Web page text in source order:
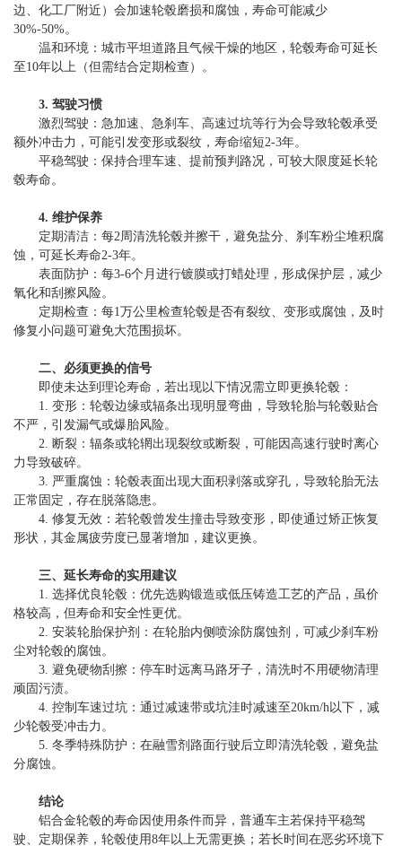
边、化工厂附近）会加速轮毂磨损和腐蚀，寿命可能减少
30%-50%。
温和环境：城市平坦道路且气候干燥的地区，轮毂寿命可延长
至10年以上（但需结合定期检查）。
3. 驾驶习惯
激烈驾驶：急加速、急刹车、高速过坑等行为会导致轮毂承受
额外冲击力，可能引发变形或裂纹，寿命缩短2-3年。
平稳驾驶：保持合理车速、提前预判路况，可较大限度延长轮
毂寿命。
4. 维护保养
定期清洁：每2周清洗轮毂并擦干，避免盐分、刹车粉尘堆积腐
蚀，可延长寿命2-3年。
表面防护：每3-6个月进行镀膜或打蜡处理，形成保护层，减少
氧化和刮擦风险。
定期检查：每1万公里检查轮毂是否有裂纹、变形或腐蚀，及时
修复小问题可避免大范围损坏。
二、必须更换的信号
即使未达到理论寿命，若出现以下情况需立即更换轮毂：
1. 变形：轮毂边缘或辐条出现明显弯曲，导致轮胎与轮毂贴合
不严，引发漏气或爆胎风险。
2. 断裂：辐条或轮辋出现裂纹或断裂，可能因高速行驶时离心
力导致破碎。
3. 严重腐蚀：轮毂表面出现大面积剥落或穿孔，导致轮胎无法
正常固定，存在脱落隐患。
4. 修复无效：若轮毂曾发生撞击导致变形，即使通过矫正恢复
形状，其金属疲劳度已显著增加，建议更换。
三、延长寿命的实用建议
1. 选择优良轮毂：优先选购锻造或低压铸造工艺的产品，虽价
格较高，但寿命和安全性更优。
2. 安装轮胎保护剂：在轮胎内侧喷涂防腐蚀剂，可减少刹车粉
尘对轮毂的腐蚀。
3. 避免硬物刮擦：停车时远离马路牙子，清洗时不用硬物清理
顽固污渍。
4. 控制车速过坑：通过减速带或坑洼时减速至20km/h以下，减
少轮毂受冲击力。
5. 冬季特殊防护：在融雪剂路面行驶后立即清洗轮毂，避免盐
分腐蚀。
结论
铝合金轮毂的寿命因使用条件而异，普通车主若保持平稳驾
驶、定期保养，轮毂使用8年以上无需更换；若长时间在恶劣环境下